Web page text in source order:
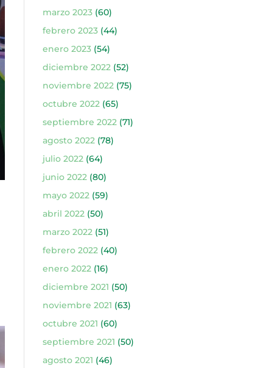
marzo 2023(60)
febrero 2023(44)
enero 2023(54)
diciembre 2022(52)
noviembre 2022(75)
octubre 2022(65)
septiembre 2022(71)
agosto 2022(78)
julio 2022(64)
junio 2022(80)
mayo 2022(59)
abril 2022(50)
marzo 2022(51)
febrero 2022(40)
enero 2022(16)
diciembre 2021 (50)
noviembre 2021 (63)
octubre 2021 (60)
septiembre 2021 (50)
agosto 2021 (46)